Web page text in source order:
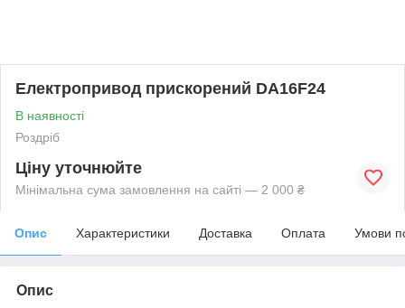
Електропривод прискорений DA16F24
В наявності
Роздріб
Ціну уточнюйте
Мінімальна сума замовлення на сайті — 2 000 ₴
Опис Характеристики Доставка Оплата Умови
Опис